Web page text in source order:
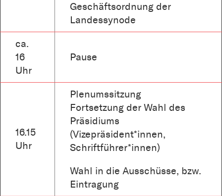
Geschäftsordnung der
Landessynode
ca.
16
Uhr
Pause
16.15
Uhr
Plenumssitzung
Fortsetzung der Wahl des
Präsidiums
(Vizepräsident*innen,
Schriftführer*innen)
Wahl in die Ausschüsse, bzw.
Eintragung